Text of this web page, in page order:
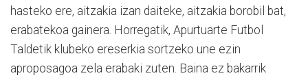
hasteko ere, aitzakia izan daiteke, aitzakia borobil bat,
erabatekoa gainera. Horregatik, Apurtuarte Futbol
Taldetik klubeko ereserkia sortzeko une ezin
aproposagoa zela erabaki zuten. Baina ez bakarrik